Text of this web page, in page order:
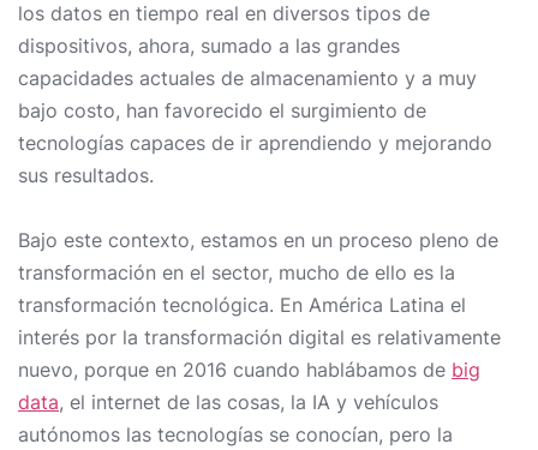
los datos en tiempo real en diversos tipos de
dispositivos, ahora, sumado a las grandes
capacidades actuales de almacenamiento y a muy
bajo costo, han favorecido el surgimiento de
tecnologías capaces de ir aprendiendo y mejorando
sus resultados.
Bajo este contexto, estamos en un proceso pleno de
transformación en el sector, mucho de ello es la
transformación tecnológica. En América Latina el
interés por la transformación digital es relativamente
nuevo, porque en 2016 cuando hablábamos de big
data, el internet de las cosas, la IA y vehículos
autónomos las tecnologías se conocían, pero la